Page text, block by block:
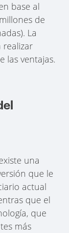
base al
de
La
realizar
las ventajas.
una
que le
actual
que el
que
más